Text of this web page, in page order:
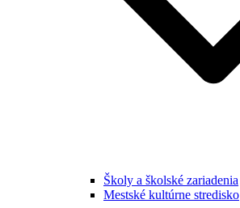
Školy a školské zariadenia
Mestské kultúrne stredisko